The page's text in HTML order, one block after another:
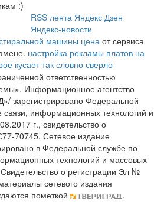
:)
RSS лента Яндекс Дзен
Яндекс-новости
машины цена от сервиса
настройка рекламы платов на
кусает так словно сверло
ответственностью
Информационное агентство
зарегистрировано Федеральной
информационных технологий и
г., свидетельство о
70745. Сетевое издание
в Федеральной службе по
технологий и массовых
о регистрации Эл №
сетевого издания
пометкой
.